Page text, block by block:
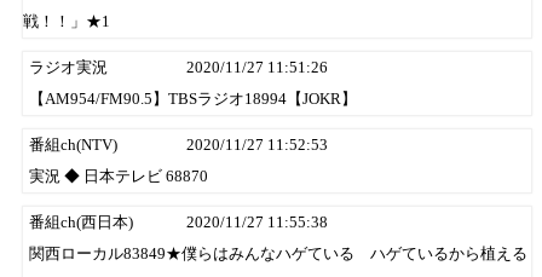
戦！！」★1
ラジオ実況
2020/11/27 11:51:26
【AM954/FM90.5】TBSラジオ18994【JOKR】
番組ch(NTV)
2020/11/27 11:52:53
実況 ◆ 日本テレビ 68870
番組ch(西日本)
2020/11/27 11:55:38
関西ローカル83849★僕らはみんなハゲている ハゲているから植える